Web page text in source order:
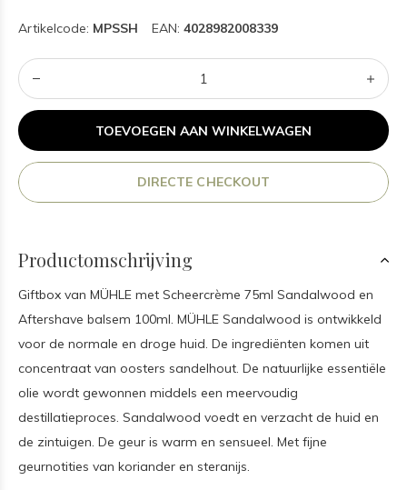
Artikelcode: MPSSH EAN: 4028982008339
TOEVOEGEN AAN WINKELWAGEN
DIRECTE CHECKOUT
Productomschrijving
Giftbox van MÜHLE met Scheercrème 75ml Sandalwood en
Aftershave balsem 100ml. MÜHLE Sandalwood is ontwikkeld
voor de normale en droge huid. De ingrediënten komen uit
concentraat van oosters sandelhout. De natuurlijke essentiële
olie wordt gewonnen middels een meervoudig
destillatieproces. Sandalwood voedt en verzacht de huid en
de zintuigen. De geur is warm en sensueel. Met fijne
geurnotities van koriander en steranijs.